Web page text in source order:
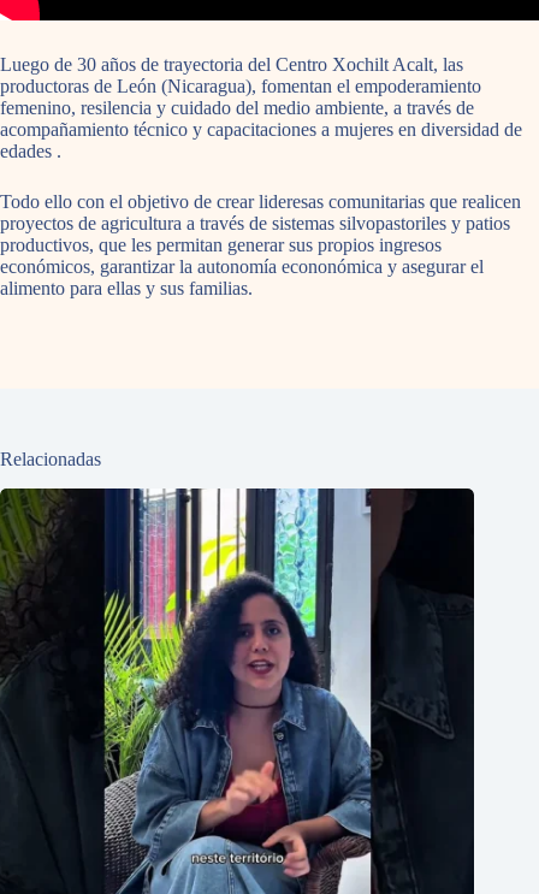
Luego de 30 años de trayectoria del Centro Xochilt Acalt, las
productoras de León (Nicaragua), fomentan el empoderamiento
femenino, resilencia y cuidado del medio ambiente, a través de
acompañamiento técnico y capacitaciones a mujeres en diversidad de
edades .
Todo ello con el objetivo de crear lideresas comunitarias que realicen
proyectos de agricultura a través de sistemas silvopastoriles y patios
productivos, que les permitan generar sus propios ingresos
económicos, garantizar la autonomía econonómica y asegurar el
alimento para ellas y sus familias.
Relacionadas